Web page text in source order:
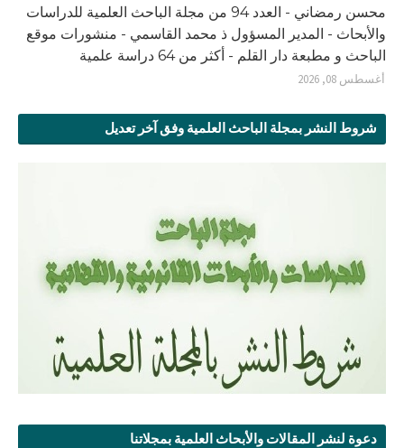
محسن رمضاني - العدد 94 من مجلة الباحث العلمية للدراسات
والأبحاث - المدير المسؤول ذ محمد القاسمي - منشورات موقع
الباحث و مطبعة دار القلم - أكثر من 64 دراسة علمية
أغسطس 08, 2026
شروط النشر بمجلة الباحث العلمية وفق آخر تعديل
دعوة لنشر المقالات والأبحاث العلمية بمجلاتنا